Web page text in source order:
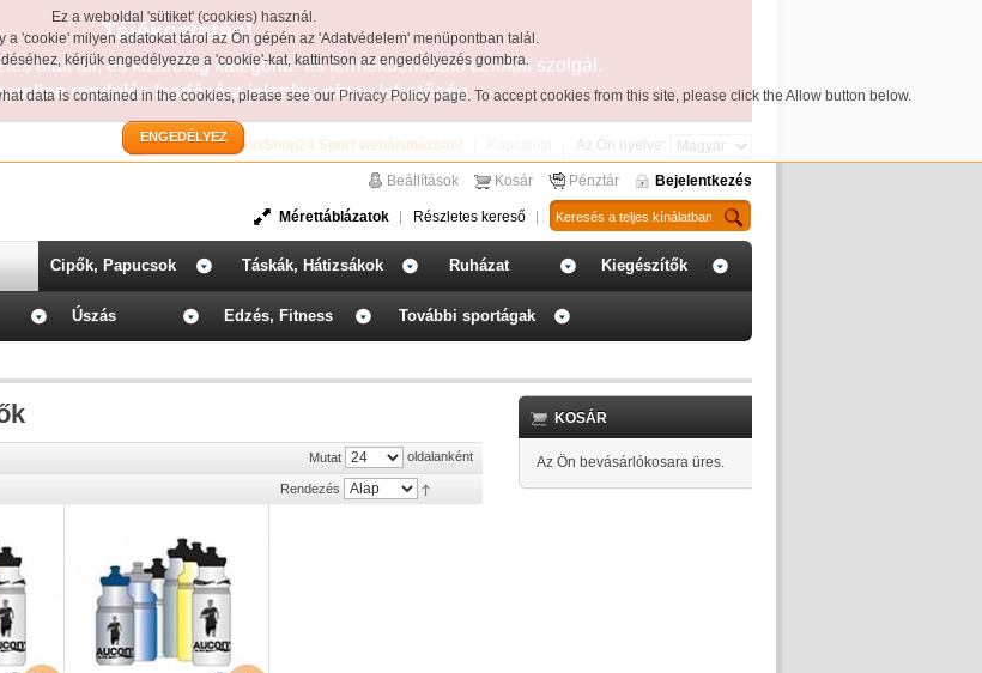
Ez a weboldal 'sütiket' (cookies) használ.
a 'cookie' milyen adatokat tárol az Ön gépén az 'Adatvédelem' menüpontban talál.
kérjük engedélyezze a 'cookie'-kat, kattintson az engedélyezés gombra.
data is contained in the cookies, please see ourPrivacy Policy page. To accept cookies from this site, please click the Allow button below.
ENGEDÉLYEZ
Tájékoztatás!
alatt áll, és kizárólag kategória- és termékbemutató célokat szolgál.
online rendelés leadására jelenleg nincs lehetőség.
Üdvözöljük a SportShop24 Sport webáruházban! Az Ön nyelve:
Beállítások Kosár Pénztár Bejelentkezés
Mérettáblázatok Részletes kereső
Cipők, Papucsok Táskák, Hátizsákok Ruházat Kiegészítők
Úszás Edzés, Fitness További sportágak
Mutat oldalanként
Rendezés
KOSÁR
Az Ön bevásárlókosara üres.